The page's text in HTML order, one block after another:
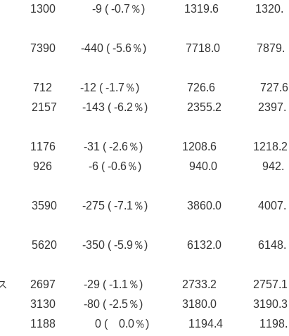
-9 ( -0.7％) 1319.6 1320.
-440 ( -5.6％) 7718.0 7879.
-12 ( -1.7％) 726.6 727.6
2157 -143 ( -6.2％) 2355.2 2397.
-31 ( -2.6％) 1208.6 1218.2
-6 ( -0.6％) 940.0 942.
-275 ( -7.1％) 3860.0 4007.
-350 ( -5.9％) 6132.0 6148.
グス 2697 -29 ( -1.1％) 2733.2 2757.1
-80 ( -2.5％) 3180.0 3190.3
0 ( 0.0％) 1194.4 1198.